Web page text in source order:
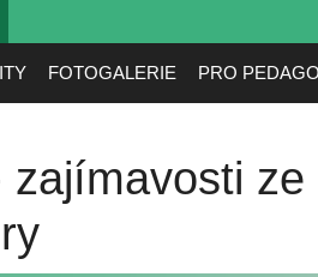
FOTOGALERIE PRO